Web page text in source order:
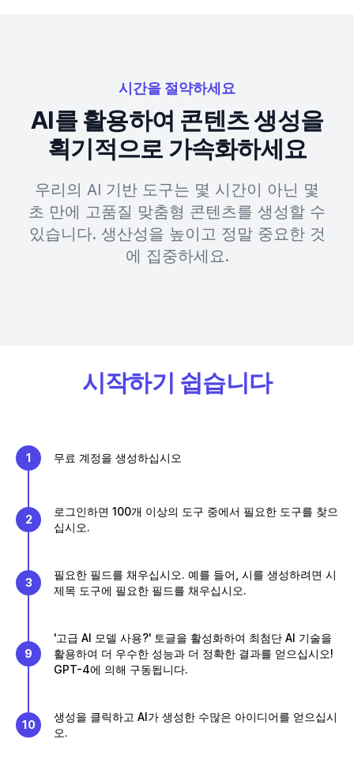
시간을 절약하세요
AI를 활용하여 콘텐츠 생성을
획기적으로 가속화하세요
우리의 AI 기반 도구는 몇 시간이 아닌 몇
초 만에 고품질 맞춤형 콘텐츠를 생성할 수
있습니다. 생산성을 높이고 정말 중요한 것
에 집중하세요.
시작하기 쉽습니다
1 무료 계정을 생성하십시오
2
로그인하면 100개 이상의 도구 중에서 필요한 도구를 찾으
십시오.
3
필요한 필드를 채우십시오. 예를 들어, 시를 생성하려면 시
제목 도구에 필요한 필드를 채우십시오.
9
'고급 AI 모델 사용?' 토글을 활성화하여 최첨단 AI 기술을
활용하여 더 우수한 성능과 더 정확한 결과를 얻으십시오!
GPT-4에 의해 구동됩니다.
10
생성을 클릭하고 AI가 생성한 수많은 아이디어를 얻으십시
오.